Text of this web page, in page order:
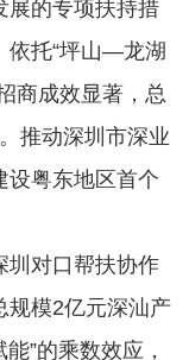
展的专项扶持措
依托“坪山—龙湖
商成效显著，总
推动深圳市深业
设粤东地区首个
对口帮扶协作
规模2亿元深汕产
”的乘数效应，